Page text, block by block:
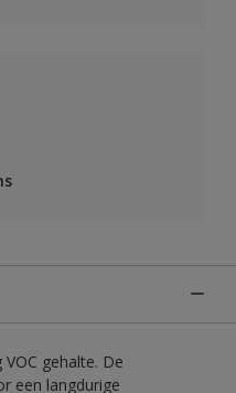
gehalte. De
een langdurige